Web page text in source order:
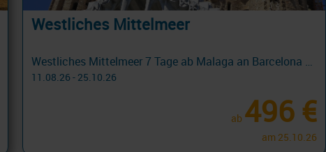
Westliches Mittelmeer
Westliches Mittelmeer 7 Tage ab Malaga an Barcelona mit Cashback
11.08.26 - 25.10.26
ab 496 €
am 25.10.26